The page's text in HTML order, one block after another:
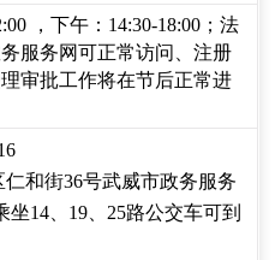
，下午：14:30-18:00；法
服务网可正常访问、注册
审批工作将在节后正常进
和街36号武威市政务服务
14、19、25路公交车可到